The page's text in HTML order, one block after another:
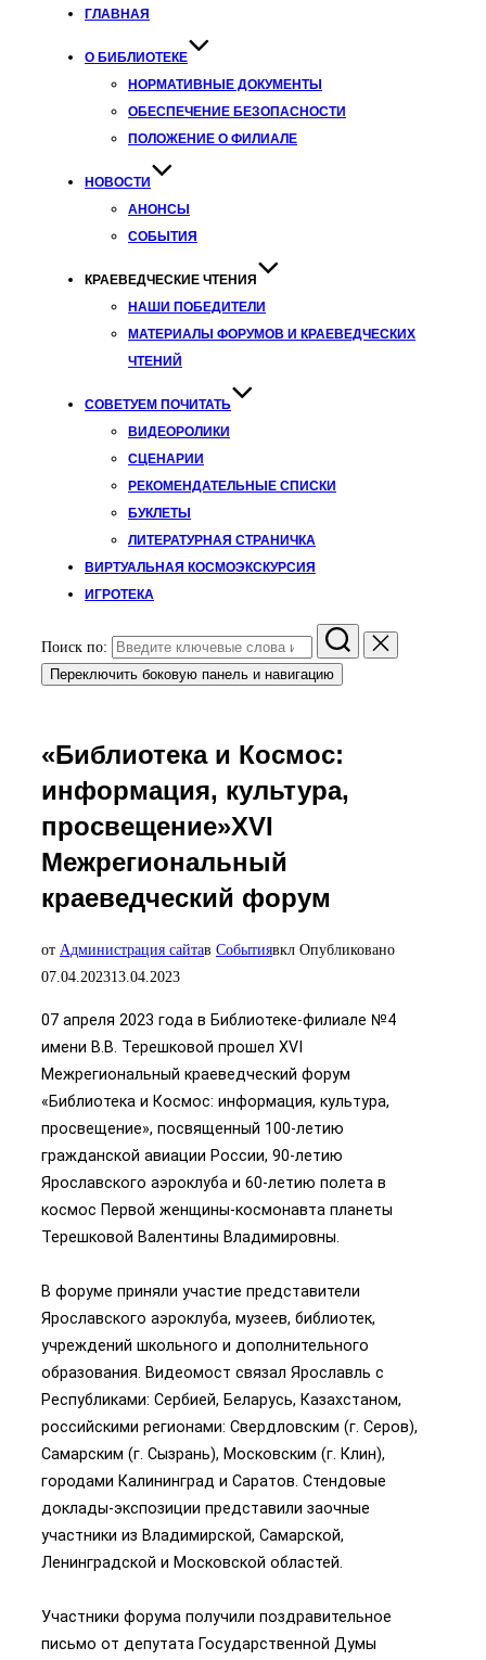
ГЛАВНАЯ
О БИБЛИОТЕКЕ
НОРМАТИВНЫЕ ДОКУМЕНТЫ
ОБЕСПЕЧЕНИЕ БЕЗОПАСНОСТИ
ПОЛОЖЕНИЕ О ФИЛИАЛЕ
НОВОСТИ
АНОНСЫ
СОБЫТИЯ
КРАЕВЕДЧЕСКИЕ ЧТЕНИЯ
НАШИ ПОБЕДИТЕЛИ
МАТЕРИАЛЫ ФОРУМОВ И КРАЕВЕДЧЕСКИХ
ЧТЕНИЙ
СОВЕТУЕМ ПОЧИТАТЬ
ВИДЕОРОЛИКИ
СЦЕНАРИИ
РЕКОМЕНДАТЕЛЬНЫЕ СПИСКИ
БУКЛЕТЫ
ЛИТЕРАТУРНАЯ СТРАНИЧКА
ВИРТУАЛЬНАЯ КОСМОЭКСКУРСИЯ
ИГРОТЕКА
Поиск по:
Переключить боковую панель и навигацию
«Библиотека и Космос:
информация, культура,
просвещение»XVI
Межрегиональный
краеведческий форум
от Администрация сайтав Событиявкл Опубликовано
07.04.202313.04.2023
07 апреля 2023 года в Библиотеке-филиале №4
имени В.В. Терешковой прошел XVI
Межрегиональный краеведческий форум
«Библиотека и Космос: информация, культура,
просвещение», посвященный 100-летию
гражданской авиации России, 90-летию
Ярославского аэроклуба и 60-летию полета в
космос Первой женщины-космонавта планеты
Терешковой Валентины Владимировны.
В форуме приняли участие представители
Ярославского аэроклуба, музеев, библиотек,
учреждений школьного и дополнительного
образования. Видеомост связал Ярославль с
Республиками: Сербией, Беларусь, Казахстаном,
российскими регионами: Свердловским (г. Серов),
Самарским (г. Сызрань), Московским (г. Клин),
городами Калининград и Саратов. Стендовые
доклады-экспозиции представили заочные
участники из Владимирской, Самарской,
Ленинградской и Московской областей.
Участники форума получили поздравительное
письмо от депутата Государственной Думы